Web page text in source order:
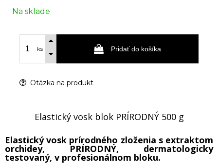
Na sklade
ks Pridať do košíka
Otázka na produkt
Elastický vosk blok PRÍRODNÝ 500 g
Elastický vosk prírodného zloženia s extraktom
orchidey, PRÍRODNÝ, dermatologicky
testovaný, v profesionálnom bloku.